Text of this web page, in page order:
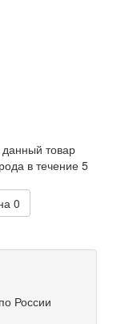
данный товар
в течение 5
0
России